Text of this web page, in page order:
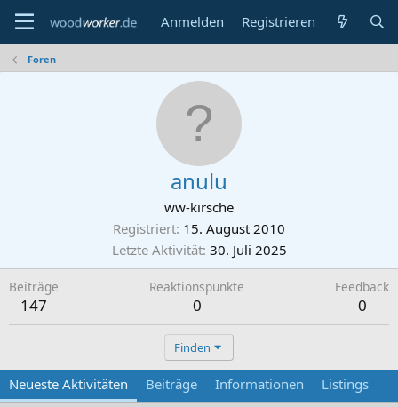
Anmelden Registrieren
Foren
anulu
ww-kirsche
Registriert 15. August 2010
Letzte Aktivität 30. Juli 2025
Beiträge
147
Reaktionspunkte
0
Feedback
0
Finden
Neueste Aktivitäten Beiträge Informationen Listings